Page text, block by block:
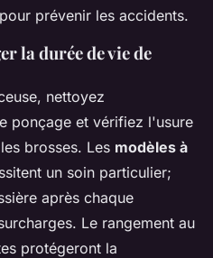
prévenir les accidents.
la durée de vie de
nettoyez
ponçage et vérifiez l'usure
brosses. Les modèles à
un soin particulier;
après chaque
Le rangement au
protégeront la